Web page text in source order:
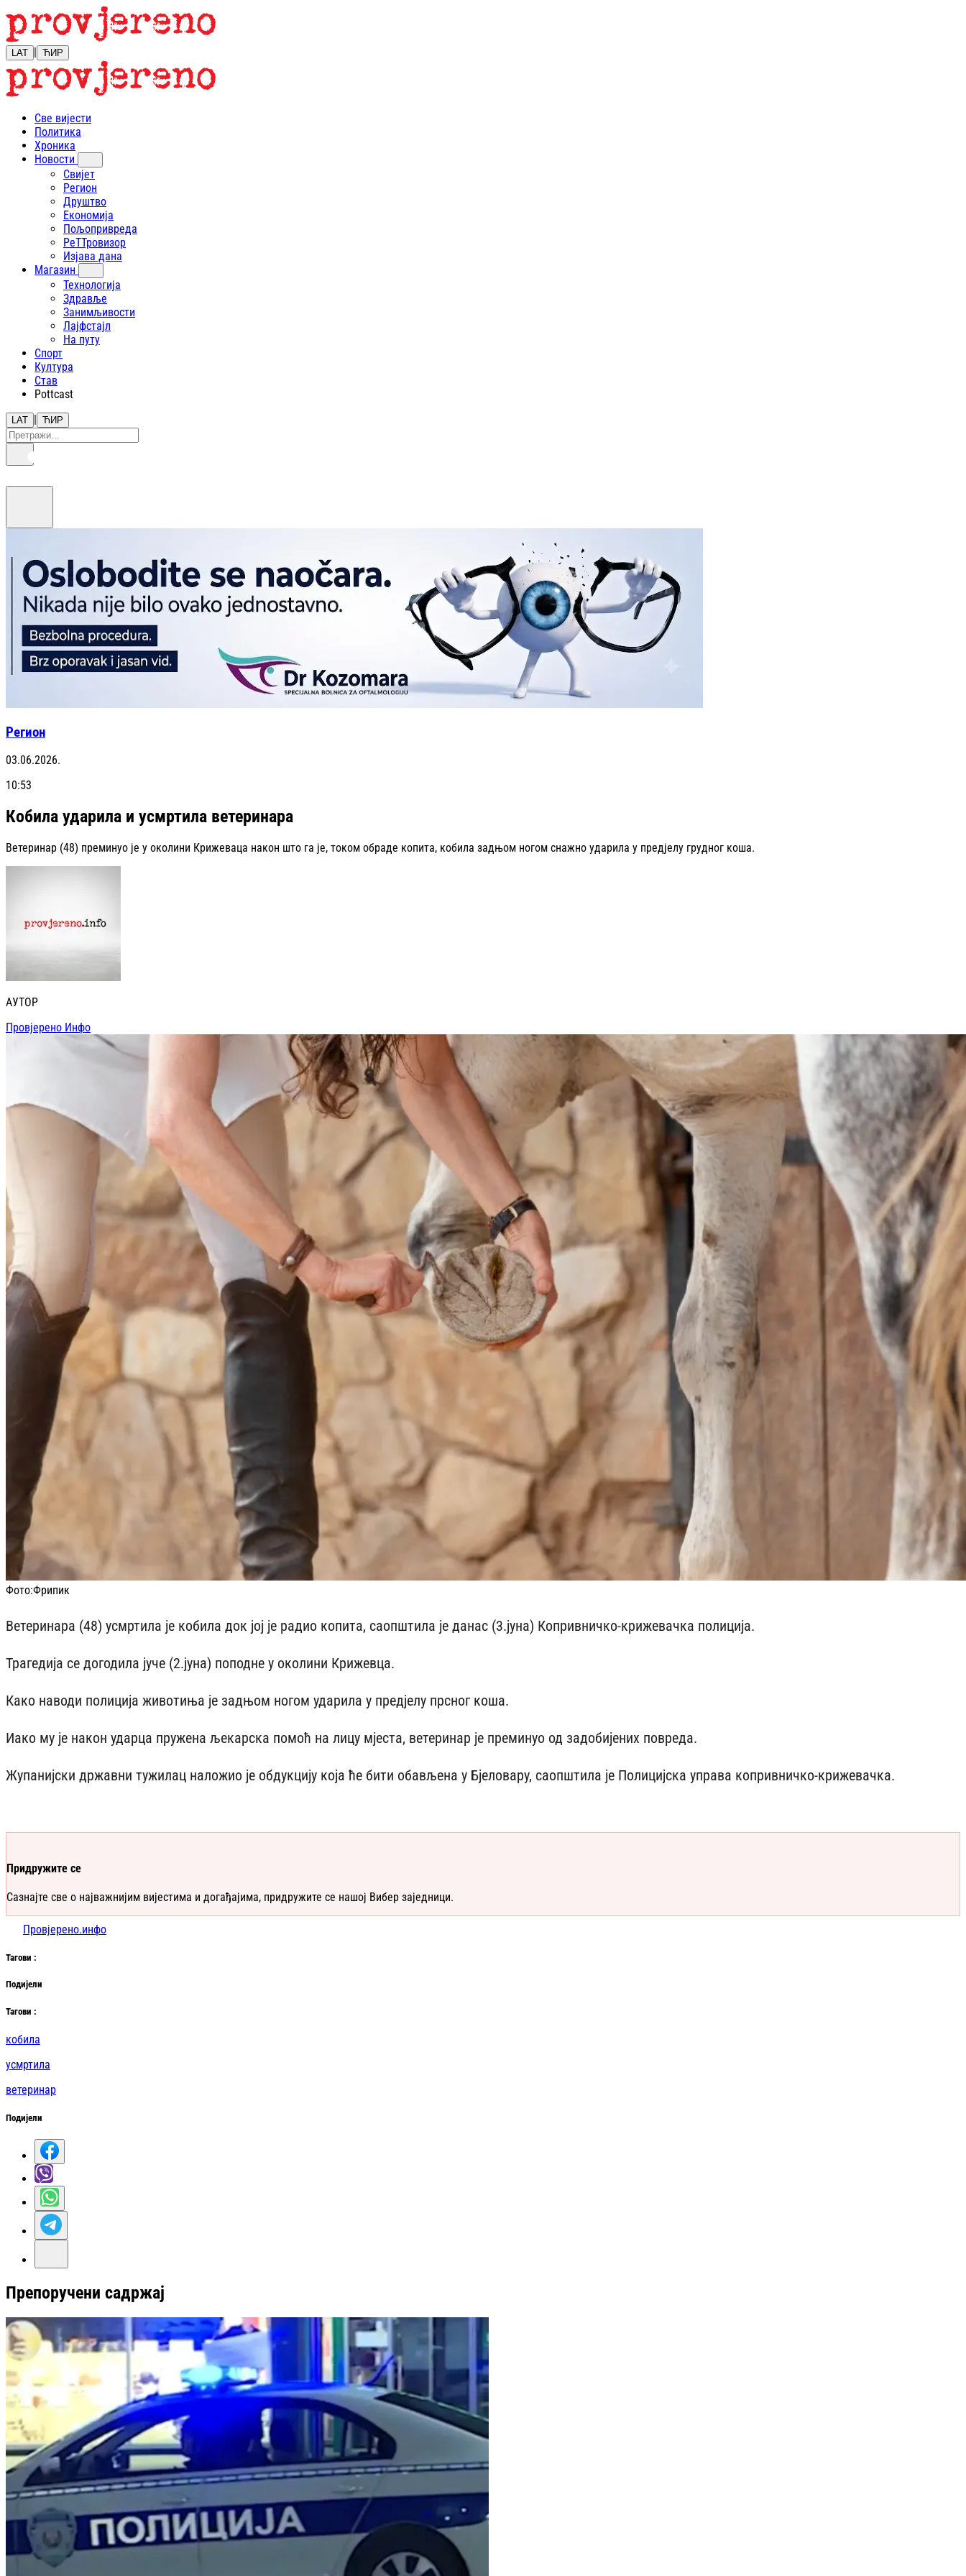
LAT | ЋИР
Све вијести
Политика
Хроника
Новости
Свијет
Регион
Друштво
Економија
Пољопривреда
РеТТровизор
Изјава дана
Магазин
Технологија
Здравље
Занимљивости
Лајфстajл
На путу
Спорт
Култура
Став
Pottcast
LAT | ЋИР
Регион
03.06.2026.
10:53
Кобила ударила и усмртила ветеринара
Ветеринар (48) преминуо је у околини Крижеваца након што га је, током обраде копита, кобила задњом ногом снажно ударила у предјелу грудног коша.
АУТОР
Провјерено Инфо
Фото:Фрипик
Ветеринара (48) усмртила је кобила док јој је радио копита, саопштила је данас (3.јуна) Копривничко-крижевачка полиција.
Трагедија се догодила јуче (2.јуна) поподне у околини Крижевца.
Како наводи полиција животиња је задњом ногом ударила у предјелу прсног коша.
Иако му је након ударца пружена љекарска помоћ на лицу мјеста, ветеринар је преминуо од задобијених повреда.
Жупанијски државни тужилац наложио је обдукцију која ће бити обављена у Бјеловару, саопштила је Полицијска управа копривничко-крижевачка.
Придружите се
Сазнајте све о најважнијим вијестима и догађајима, придружите се нашој Вибер заједници.
Провјерено.инфо
Тагови :
Подијели
Тагови :
кобила
усмртила
ветеринар
Подијели
Препоручени садржај